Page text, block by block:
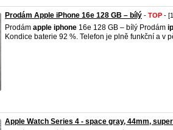
Prodám Apple iPhone 16e 128 GB – bílý - TOP -
Prodám apple iphone 16e 128 GB – bílý Prodám
Kondice baterie 92 %. Telefon je plně funkční a v
Apple Watch Series 4 - space gray, 44mm,